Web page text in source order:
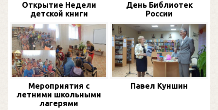
Открытие Недели
детской книги
День Библиотек
России
Мероприятия с
летними школьными
лагерями
Павел Куншин